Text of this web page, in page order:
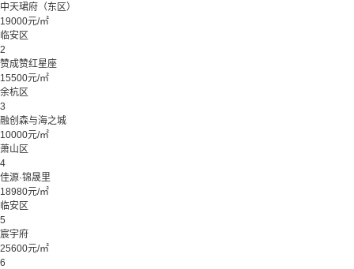
中天珺府（东区）
19000元/㎡
临安区
2
赞成赞红星座
15500元/㎡
余杭区
3
融创森与海之城
10000元/㎡
萧山区
4
佳源·锦晟里
18980元/㎡
临安区
5
宸宇府
25600元/㎡
6